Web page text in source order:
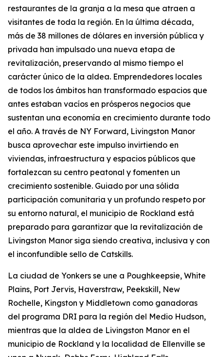
restaurantes de la granja a la mesa que atraen a
visitantes de toda la región. En la última década,
más de 38 millones de dólares en inversión pública y
privada han impulsado una nueva etapa de
revitalización, preservando al mismo tiempo el
carácter único de la aldea. Emprendedores locales
de todos los ámbitos han transformado espacios que
antes estaban vacíos en prósperos negocios que
sustentan una economía en crecimiento durante todo
el año. A través de NY Forward, Livingston Manor
busca aprovechar este impulso invirtiendo en
viviendas, infraestructura y espacios públicos que
fortalezcan su centro peatonal y fomenten un
crecimiento sostenible. Guiado por una sólida
participación comunitaria y un profundo respeto por
su entorno natural, el municipio de Rockland está
preparado para garantizar que la revitalización de
Livingston Manor siga siendo creativa, inclusiva y con
el inconfundible sello de Catskills.
La ciudad de Yonkers se une a Poughkeepsie, White
Plains, Port Jervis, Haverstraw, Peekskill, New
Rochelle, Kingston y Middletown como ganadoras
del programa DRI para la región del Medio Hudson,
mientras que la aldea de Livingston Manor en el
municipio de Rockland y la localidad de Ellenville se